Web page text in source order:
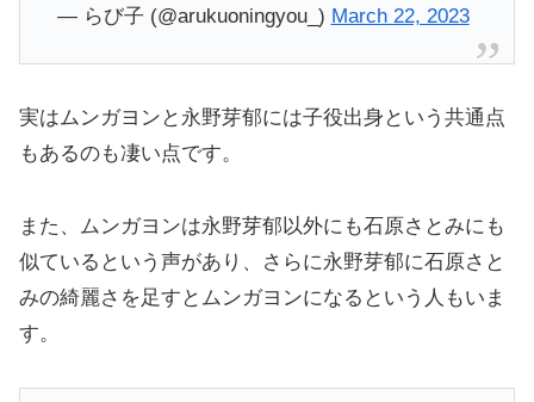
— らび子 (@arukuoningyou_) March 22, 2023
実はムンガヨンと永野芽郁には子役出身という共通点
もあるのも凄い点です。
また、ムンガヨンは永野芽郁以外にも石原さとみにも
似ているという声があり、さらに永野芽郁に石原さと
みの綺麗さを足すとムンガヨンになるという人もいま
す。